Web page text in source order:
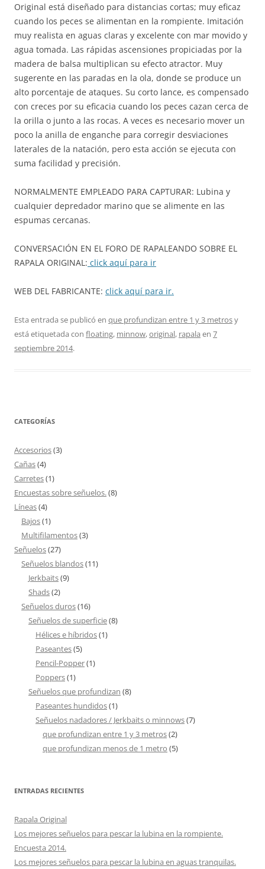
Original está diseñado para distancias cortas; muy eficaz
cuando los peces se alimentan en la rompiente. Imitación
muy realista en aguas claras y excelente con mar movido y
agua tomada. Las rápidas ascensiones propiciadas por la
madera de balsa multiplican su efecto atractor. Muy
sugerente en las paradas en la ola, donde se produce un
alto porcentaje de ataques. Su corto lance, es compensado
con creces por su eficacia cuando los peces cazan cerca de
la orilla o junto a las rocas. A veces es necesario mover un
poco la anilla de enganche para corregir desviaciones
laterales de la natación, pero esta acción se ejecuta con
suma facilidad y precisión.
NORMALMENTE EMPLEADO PARA CAPTURAR: Lubina y
cualquier depredador marino que se alimente en las
espumas cercanas.
CONVERSACIÓN EN EL FORO DE RAPALEANDO SOBRE EL
RAPALA ORIGINAL: click aquí para ir
WEB DEL FABRICANTE: click aquí para ir.
Esta entrada se publicó en que profundizan entre 1 y 3 metrosy
está etiquetada con floating, minnow,original, rapala en 7
septiembre 2014.
CATEGORÍAS
Accesorios(3)
Cañas(4)
Carretes(1)
Encuestas sobre señuelos.(8)
Líneas(4)
Bajos(1)
Multifilamentos(3)
Señuelos(27)
Señuelos blandos(11)
Jerkbaits(9)
Shads(2)
Señuelos duros(16)
Señuelos de superficie(8)
Hélices e híbridos(1)
Paseantes(5)
Pencil-Popper(1)
Poppers(1)
Señuelos que profundizan (8)
Paseantes hundidos(1)
Señuelos nadadores / Jerkbaits o minnows(7)
que profundizan entre 1 y 3 metros(2)
que profundizan menos de 1 metro (5)
ENTRADAS RECIENTES
Rapala Original
Los mejores señuelos para pescar la lubina en la rompiente.
Encuesta 2014.
Los mejores señuelos para pescar la lubina en aguas tranquilas.